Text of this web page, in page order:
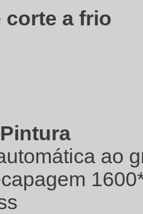
corte a frio
ao